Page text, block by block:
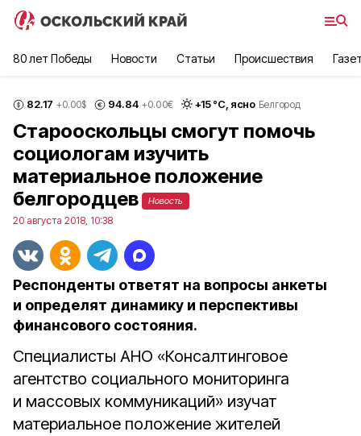
80 лет Победы Новости Статьи Происшествия
82.17 +0.00$ 94.84 +0.00€ +15°С, ясно Белгород
Старооскольцы смогут помочь
социологам изучить
материальное положение
белгородцев
Новость
20 августа 2018, 10:38
Респонденты ответят на вопросы анкеты
и определят динамику и перспективы
финансового состояния.
Специалисты АНО «Консалтинговое
агентство социального мониторинга
и массовых коммуникаций» изучат
материальное положение жителей